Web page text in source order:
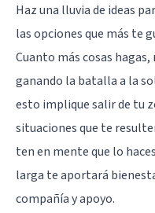
Haz una lluvia de ideas
las opciones que más te
Cuanto más cosas
ganando la batalla a la
esto implique salir de tu
situaciones que te
ten en mente que lo
larga te aportará
compañía y apoyo.